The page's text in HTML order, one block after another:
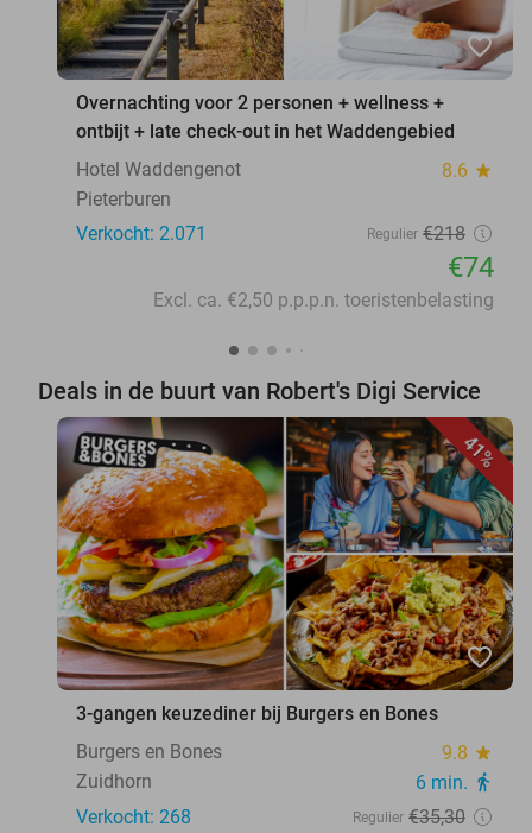
favorite_border
Overnachting voor 2 personen + wellness +
ontbijt + late check-out in het Waddengebied
Hotel Waddengenot
8.6 star
Pieterburen
Verkocht: 2.071
Regulier €218
€74
Excl. ca. €2,50 p.p.p.n. toeristenbelasting
Deals in de buurt van Robert's Digi Service
41%
favorite_border
3-gangen keuzediner bij Burgers en Bones
Burgers en Bones
9.8 star
Zuidhorn 6 min. directions_walk
Verkocht: 268 Regulier €35,30